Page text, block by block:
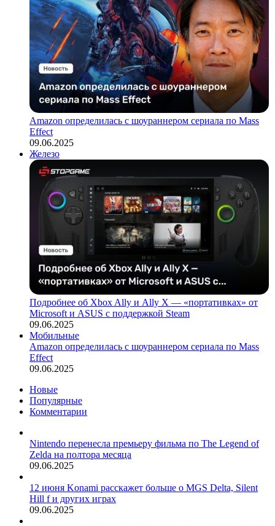
Amazon определилась с шоураннером сериала по Mass
Effect
09.06.2025
Железо
Подробнее об Xbox Ally и Ally X — «портативках» от
Microsoft и ASUS с поддержкой Steam
09.06.2025
Мобильные
Amazon определилась с шоураннером сериала по Mass
Effect
09.06.2025
Новые
Популярные
Комментарии
Nintendo перенесла премьеру фильма по The Legend of
Zelda на полтора месяца
09.06.2025
12 июня Konami расскажет больше о MGS Delta, Silent
Hill f и других играх
09.06.2025